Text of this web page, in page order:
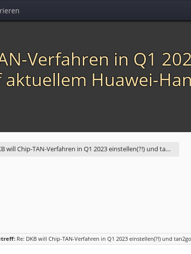
Verfahren in Q1
Huawei-
will Chip-TAN-Verfahren in Q1 2023 einstellen(?!) und ta…
Re: DKB will Chip-TAN-Verfahren in Q1 2023 einstellen(?!) und